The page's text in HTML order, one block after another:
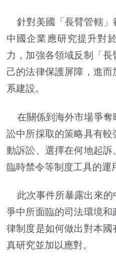
針對美國「長臂管轄」
中國企業應研究提升對
力，加強各領域反制「
己的法律保護屏障，進
系建設。
在關係到海外市場爭奪
訟中所採取的策略具有
動訴訟、選擇在何地起
臨時禁令等制度工具的運
此次事件所暴露出來的
爭中所面臨的司法環境
律制度是如何做出對本
真研究並加以應對。